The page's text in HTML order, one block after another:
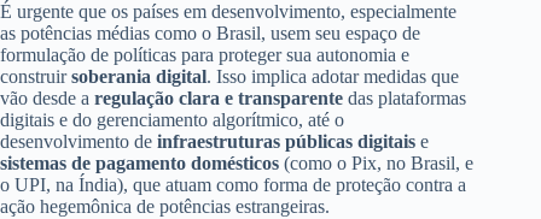
É urgente que os países em desenvolvimento, especialmente
as potências médias como o Brasil, usem seu espaço de
formulação de políticas para proteger sua autonomia e
construirsoberania digital. Isso implica adotar medidas que
vão desde a regulação clara e transparente das plataformas
digitais e do gerenciamento algorítmico, até o
desenvolvimento de infraestruturas públicas digitais e
sistemas de pagamento domésticos (como o Pix, no Brasil, e
o UPI, na Índia), que atuam como forma de proteção contra a
ação hegemônica de potências estrangeiras.